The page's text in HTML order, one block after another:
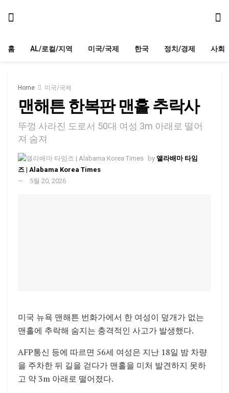
홈 AL/로컬/지역 미국/국제 한국 정치/경제 사회
Home 미국/국제
맨해튼 한복판 맨홀 추락사
뚜껑 사라진 도로서 50대 여성 3m 아래로 떨어
져 숨져
by 앨라배마 타임
즈 | Alabama Korea Times
5월 20, 2026
미국 뉴욕 맨해튼 번화가에서 한 여성이 덮개가 없는
맨홀에 추락해 숨지는 충격적인 사고가 발생했다.
AFP통신 등에 따르면 56세 여성은 지난 18일 밤 차량
을 주차한 뒤 길을 걷다가 맨홀을 미처 발견하지 못하
고 약 3m 아래로 떨어졌다.